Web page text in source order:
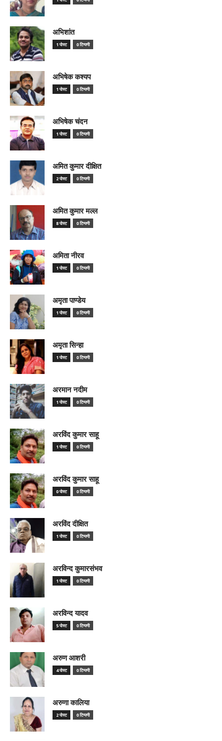
अभिशांत
1 पोस्ट 0 टिप्पणी
अभिषेक कश्यप
1 पोस्ट 0 टिप्पणी
अभिषेक चंदन
1 पोस्ट 0 टिप्पणी
अमित कुमार दीक्षित
2 पोस्ट 0 टिप्पणी
अमित कुमार मल्ल
8 पोस्ट 0 टिप्पणी
अमिता नीरव
1 पोस्ट 0 टिप्पणी
अमृता पाण्डेय
1 पोस्ट 0 टिप्पणी
अमृता सिन्हा
1 पोस्ट 0 टिप्पणी
अरमान नदीम
1 पोस्ट 0 टिप्पणी
अरविंद कुमार साहू
1 पोस्ट 0 टिप्पणी
अरविंद कुमार साहू
0 पोस्ट 0 टिप्पणी
अरविंद दीक्षित
1 पोस्ट 0 टिप्पणी
अरविन्द कुमारसंभव
1 पोस्ट 0 टिप्पणी
अरविन्द यादव
5 पोस्ट 0 टिप्पणी
अरुण आशरी
4 पोस्ट 0 टिप्पणी
अरुणा कालिया
2 पोस्ट 0 टिप्पणी